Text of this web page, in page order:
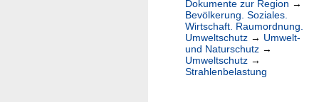
Dokumente zur Region →
Bevölkerung. Soziales.
Wirtschaft. Raumordnung.
Umweltschutz → Umwelt-
und Naturschutz →
Umweltschutz →
Strahlenbelastung